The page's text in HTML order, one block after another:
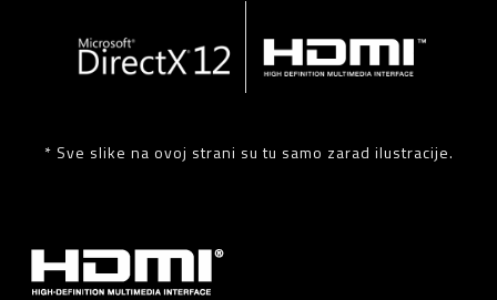
* Sve slike na ovoj strani su tu samo zarad ilustracije.